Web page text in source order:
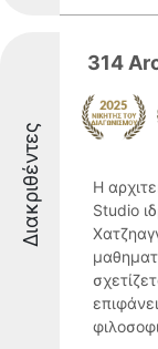
Διακριθέντες
314
Η
Studio